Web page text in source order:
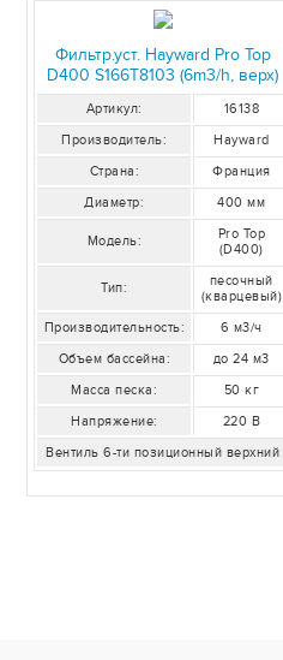
Фильтр.уст. Hayward Pro Top
D400 S166T8103 (6m3/h, верх)
Артикул:
16138
Производитель:
Hayward
Страна:
Франция
Диаметр:
400 мм
Модель:
Pro Top
(D400)
Тип:
песочный
(кварцевый)
Производительность:
6 м3/ч
Объем бассейна:
до 24 м3
Масса песка:
50 кг
Напряжение:
220 В
Вентиль 6-ти позиционный верхний